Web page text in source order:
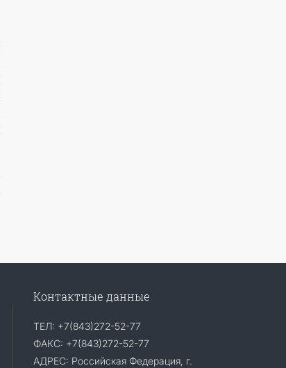
Контактные данные
ТЕЛ: +7(843)272-52-77
ФАКС: +7(843)272-52-77
АДРЕС: Российская Федерация, г.